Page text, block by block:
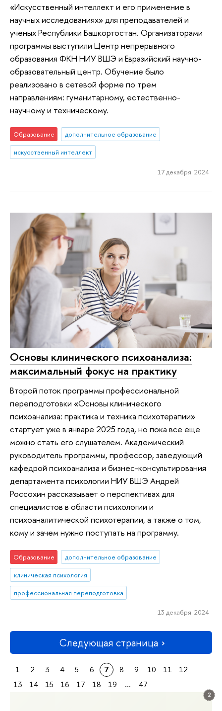
2
«Искусственный интеллект и его применение в
научных исследованиях» для преподавателей и
ученых Республики Башкортостан. Организаторами
программы выступили Центр непрерывного
образования ФКН НИУ ВШЭ и Евразийский научно-
образовательный центр. Обучение было
реализовано в сетевой форме по трем
направлениям: гуманитарному, естественно-
научному и техническому.
Образование
дополнительное образование
искусственный интеллект
17 декабря 2024
Основы клинического психоанализа:
максимальный фокус на практику
Второй поток программы профессиональной
переподготовки «Основы клинического
психоанализа: практика и техника психотерапии»
стартует уже в январе 2025 года, но пока все еще
можно стать его слушателем. Академический
руководитель программы, профессор, заведующий
кафедрой психоанализа и бизнес-консультирования
департамента психологии НИУ ВШЭ Андрей
Россохин рассказывает о перспективах для
специалистов в области психологии и
психоаналитической психотерапии, а также о том,
кому и зачем нужно поступать на программу.
Образование
дополнительное образование
клиническая психология
профессиональная переподготовка
13 декабря 2024
Следующая страница
1 2 3 4 5 6 7 8 9 10 11
12
13
14 15 16 17 18 19 ... 47